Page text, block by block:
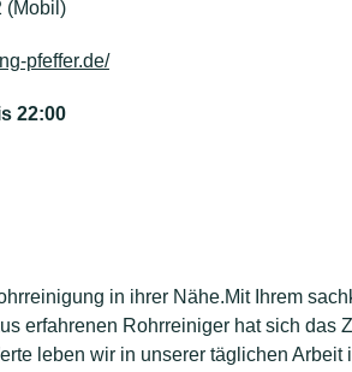
(Mobil)
pfeffer.de/
22:00
in ihrer Nähe.Mit Ihrem
erfahrenen Rohrreiniger hat sich das
leben wir in unserer täglichen Arbeit